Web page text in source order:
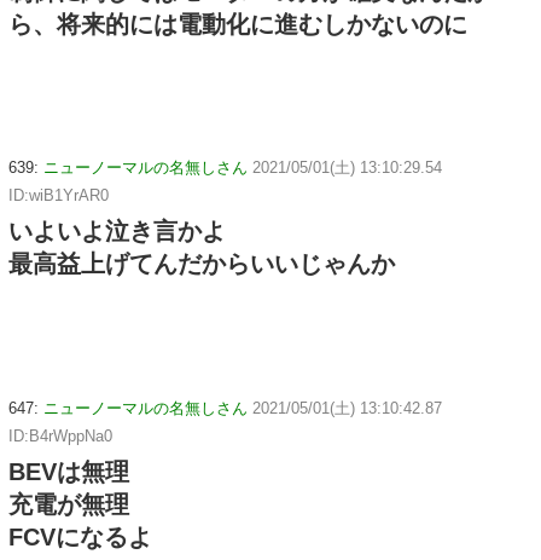
ら、将来的には電動化に進むしかないのに
639: ニューノーマルの名無しさん 2021/05/01(土) 13:10:29.54
ID:wiB1YrAR0
いよいよ泣き言かよ
最高益上げてんだからいいじゃんか
647: ニューノーマルの名無しさん 2021/05/01(土) 13:10:42.87
ID:B4rWppNa0
BEVは無理
充電が無理
FCVになるよ